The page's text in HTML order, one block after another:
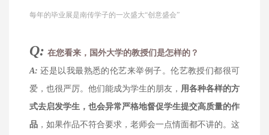
每年的毕业展是南传学子的一次盛大“创意盛会”
Q: 在您看来，国外大学的教授们是怎样的？
A:还是以我最熟悉的伦艺来举例子。伦艺教授们都很可
爱，也很严厉。他们能成为学生的朋友， 用各种各样的方
式去启发学生，也会异常严格地督促学生提交高质量的作
品，如果作品不符合要求，老师会一点情面都不讲的。这